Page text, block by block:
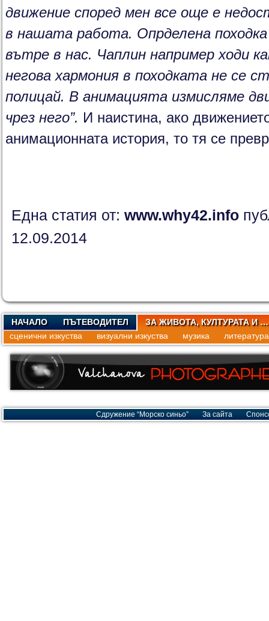
движение според мен все още е
в нашата работа. Опрделена походка
вътре в нас. Чаплин например ходи
негова хармония в походката не се
полицай. В анимацията измисляме
чрез него”. И наистина, ако
анимационната история, то тя се
Една статия от: www.why42.info
12.09.2014
НАЧАЛО ПЪТЕВОДИТЕЛ
ЗА ЖИВОТА, КУЛТУРАТА И …
сценични изкуства
визуални изкуства музика литература
Сдружение “Морско синьо” За сайта